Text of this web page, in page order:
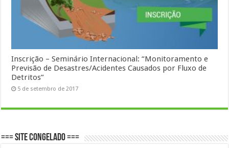
Inscrição – Seminário Internacional: “Monitoramento e
Previsão de Desastres/Acidentes Causados por Fluxo de
Detritos”
5 de setembro de 2017
=== SITE CONGELADO ===